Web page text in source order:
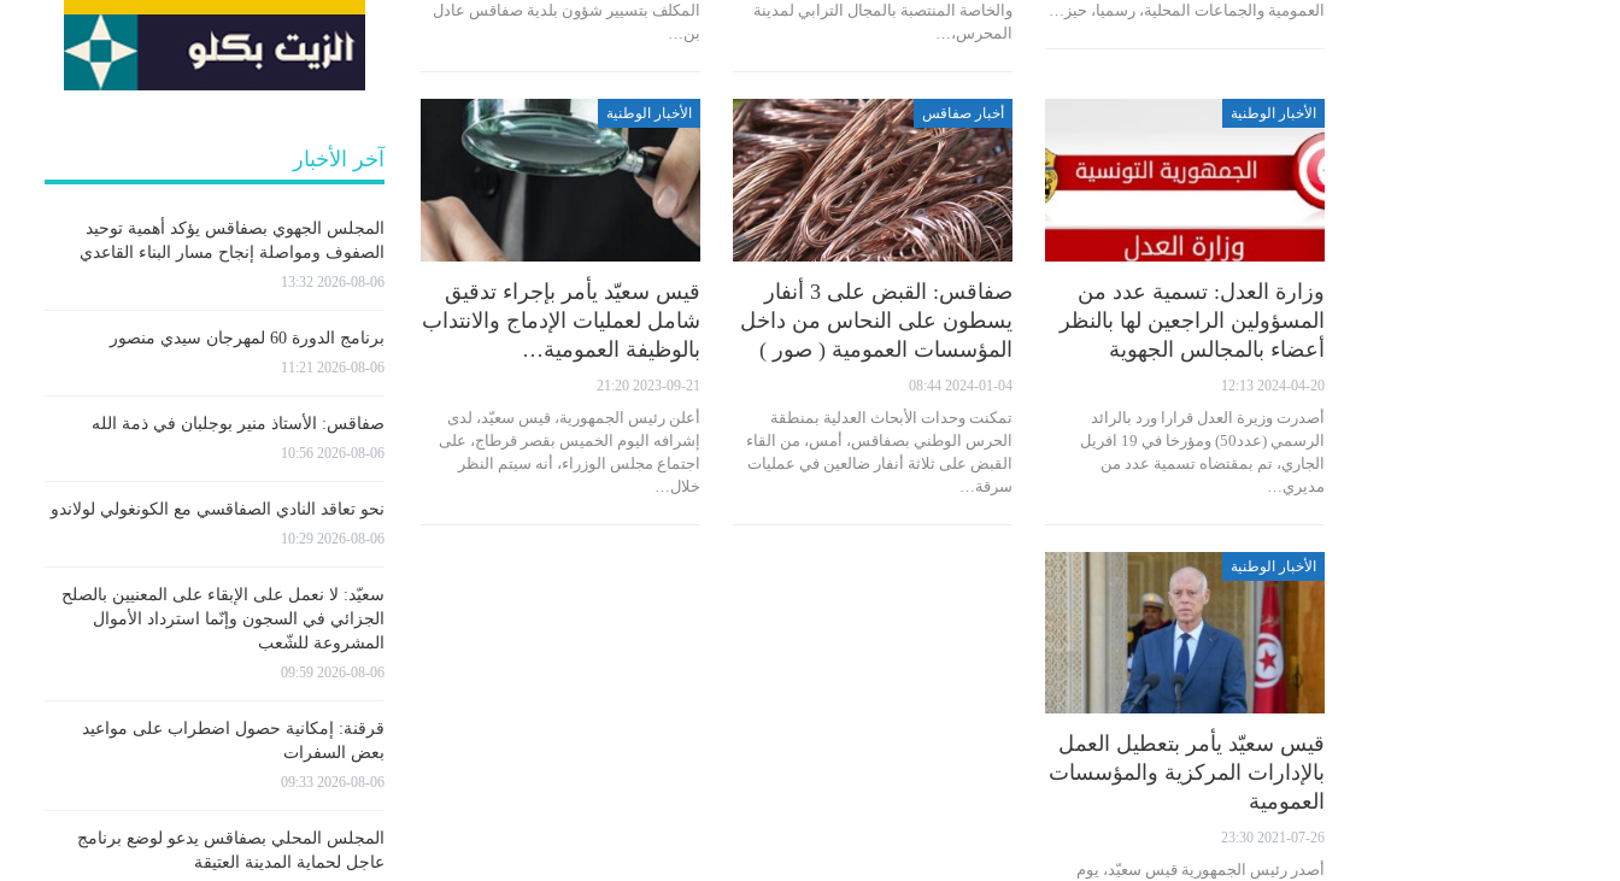
العمومية والجماعات المحلية، رسميا، حيز…
والخاصة المنتصبة بالمجال الترابي لمدينة
المحرس،…
المكلف بتسيير شؤون بلدية صفاقس عادل
بن…
الأخبار الوطنية
وزارة العدل: تسمية عدد من
المسؤولين الراجعين لها بالنظر
أعضاء بالمجالس الجهوية
2024-04-20 12:13
أصدرت وزيرة العدل قرارا ورد بالرائد
الرسمي (عدد50) ومؤرخا في 19 افريل
الجاري، تم بمقتضاه تسمية عدد من
مديري…
أخبار صفاقس
صفاقس: القبض على 3 أنفار
يسطون على النحاس من داخل
المؤسسات العمومية ( صور )
2024-01-04 08:44
تمكنت وحدات الأبحاث العدلية بمنطقة
الحرس الوطني بصفاقس، أمس، من القاء
القبض على ثلاثة أنفار ضالعين في عمليات
سرقة…
الأخبار الوطنية
قيس سعيّد يأمر بإجراء تدقيق
شامل لعمليات الإدماج والانتداب
بالوظيفة العمومية…
2023-09-21 21:20
أعلن رئيس الجمهورية، قيس سعيّد، لدى
إشرافه اليوم الخميس بقصر قرطاج، على
اجتماع مجلس الوزراء، أنه سيتم النظر
خلال…
الأخبار الوطنية
قيس سعيّد يأمر بتعطيل العمل
بالإدارات المركزية والمؤسسات
العمومية
2021-07-26 23:30
أصدر رئيس الجمهورية قيس سعيّد، يوم
آخر الأخبار
المجلس الجهوي بصفاقس يؤكد أهمية توحيد
الصفوف ومواصلة إنجاح مسار البناء القاعدي
2026-08-06 13:32
برنامج الدورة 60 لمهرجان سيدي منصور
2026-08-06 11:21
صفاقس: الأستاذ منير بوجلبان في ذمة الله
2026-08-06 10:56
نحو تعاقد النادي الصفاقسي مع الكونغولي لولاندو
2026-08-06 10:29
سعيّد: لا نعمل على الإبقاء على المعنيين بالصلح
الجزائي في السجون وإنّما استرداد الأموال
المشروعة للشّعب
2026-08-06 09:59
قرقنة: إمكانية حصول اضطراب على مواعيد
بعض السفرات
2026-08-06 09:33
المجلس المحلي بصفاقس يدعو لوضع برنامج
عاجل لحماية المدينة العتيقة